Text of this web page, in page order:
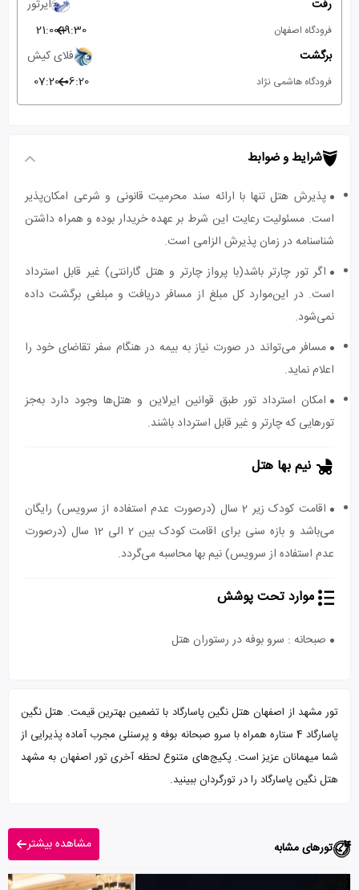
رفت ایرتور
فرودگاه اصفهان 19:30
21:00
برگشت
فلای کیش
فرودگاه هاشمی نژاد 06:20
07:20
شرایط و ضوابط
پذیرش هتل تنها با ارائه سند محرمیت قانونی و شرعی امکان‌پذیر
است. مسئولیت رعایت این شرط بر عهده خریدار بوده و همراه داشتن
شناسنامه در زمان پذیرش الزامی است.
اگر تور چارتر باشد(با پرواز چارتر و هتل گارانتی) غیر قابل استرداد
است. در این‌موارد کل مبلغ از مسافر دریافت و مبلغی برگشت داده
نمی‌شود.
مسافر می‌تواند در صورت نیاز به بیمه در هنگام سفر تقاضای خود را
اعلام نماید.
امکان استرداد تور طبق قوانین ایرلاین و هتل‌ها وجود دارد به‌جز
تورهایی که چارتر و غیر قابل استرداد باشند.
نیم بها هتل
اقامت کودک زیر 2 سال (درصورت عدم استفاده از سرویس) رایگان
می‌باشد و بازه سنی برای اقامت کودک بین 2 الی 12 سال (درصورت
عدم استفاده از سرویس) نیم بها محاسبه می‌گردد.
موارد تحت پوشش
صبحانه : سرو بوفه در رستوران هتل
تور مشهد از اصفهان هتل نگین پاسارگاد با تضمین بهترین قیمت. هتل نگین
پاسارگاد 4 ستاره همراه با سرو صبحانه بوفه و پرسنلی مجرب آماده پذیرایی از
شما میهمانان عزیز است. پکیج‌های متنوع لحظه آخری تور اصفهان به مشهد
هتل نگین پاسارگاد را در تورگردان ببینید.
تورهای مشابه مشاهده بیشتر